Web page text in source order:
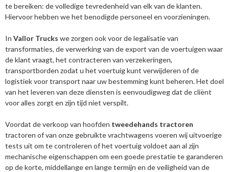
te bereiken: de volledige tevredenheid van elk van de klanten.
Hiervoor hebben we het benodigde personeel en voorzieningen.
In Vallor Trucks we zorgen ook voor de legalisatie van
transformaties, de verwerking van de export van de voertuigen waar
de klant vraagt, het contracteren van verzekeringen,
transportborden zodat u het voertuig kunt verwijderen of de
logistiek voor transport naar uw bestemming kunt beheren. Het doel
van het leveren van deze diensten is eenvoudigweg dat de cliënt
voor alles zorgt en zijn tijd niet verspilt.
Voordat de verkoop van hoofden tweedehands tractoren
tractoren of van onze gebruikte vrachtwagens voeren wij uitvoerige
tests uit om te controleren of het voertuig voldoet aan al zijn
mechanische eigenschappen om een goede prestatie te garanderen
op de korte, middellange en lange termijn en de veiligheid van de